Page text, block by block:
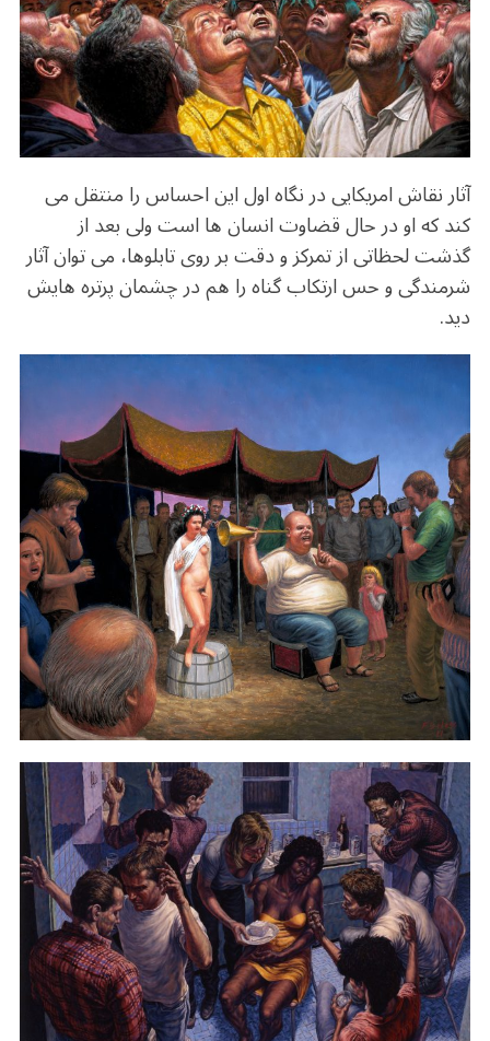
آثار نقاش امریکایی در نگاه اول این احساس را منتقل می
کند که او در حال قضاوت انسان ها است ولی بعد از
گذشت لحظاتی از تمرکز و دقت بر روی تابلوها، می توان آثار
شرمندگی و حس ارتکاب گناه را هم در چشمان پرتره هایش
دید.